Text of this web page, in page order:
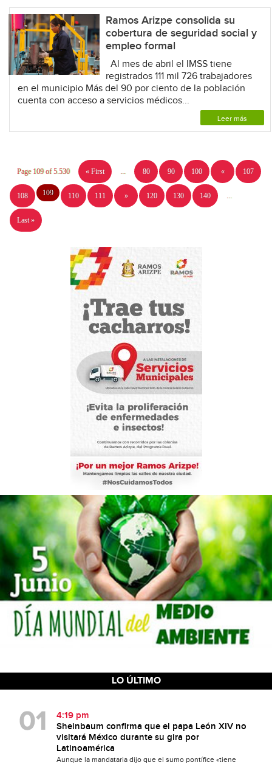
Ramos Arizpe consolida su
cobertura de seguridad social y
empleo formal
Al mes de abril el IMSS tiene
registrados 111 mil 726 trabajadores
en el municipio Más del 90 por ciento de la población
cuenta con acceso a servicios médicos...
Leer más
Page 109 of 5.530 « First 80 90 100 « 107
108 109 110 111 » 120 130 140
Last »
LO ÚLTIMO
4:19 pm
Sheinbaum confirma que el papa León XIV no
visitará México durante su gira por
Latinoamérica
Aunque la mandataria dijo que el sumo pontífice «tiene